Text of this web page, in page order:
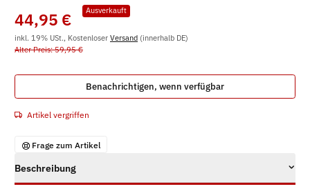
Ausverkauft
44,95 €
inkl. 19% USt., Kostenloser Versand (innerhalb DE)
Alter Preis: 59,95 €
Benachrichtigen, wenn verfügbar
Artikel vergriffen
Frage zum Artikel
Beschreibung